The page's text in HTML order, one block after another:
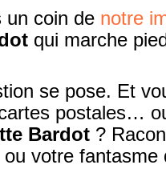
un coin de notre
qui marche
se pose. Et
postales…
Bardot ?
votre fantasme